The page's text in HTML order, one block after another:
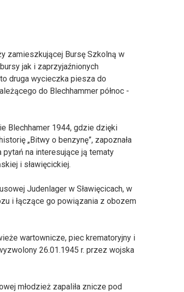
zamieszkującej Bursę Szkolną w
jak i zaprzyjaźnionych
druga wycieczka piesza do
do Blechhammer północ -
Blechhamer 1944, gdzie dzięki
„Bitwy o benzynę”, zapoznała
na interesujące ją tematy
i sławięcickiej.
Judenlager w Sławięcicach, w
i łączące go powiązania z obozem
wartownicze, piec krematoryjny i
26.01.1945 r. przez wojska
młodzież zapaliła znicze pod